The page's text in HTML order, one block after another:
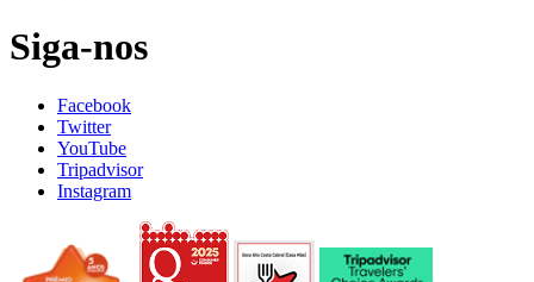
Siga-nos
Facebook
Twitter
YouTube
Tripadvisor
Instagram